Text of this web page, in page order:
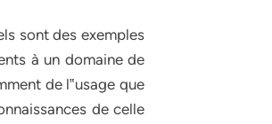
sont des exemples
à un domaine de
de l‟usage que
de celle